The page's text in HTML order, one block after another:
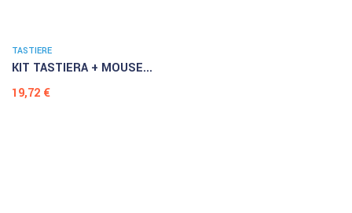
TASTIERE
KIT TASTIERA + MOUSE...
Prezzo
19,72 €